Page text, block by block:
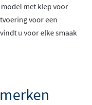
met klep voor
voor een
u voor elke smaak